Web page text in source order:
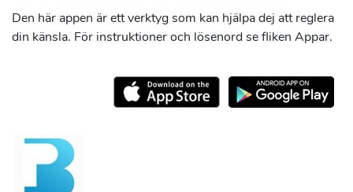
Den här appen är ett verktyg som kan hjälpa dej att reglera
din känsla. För instruktioner och lösenord se fliken Appar.